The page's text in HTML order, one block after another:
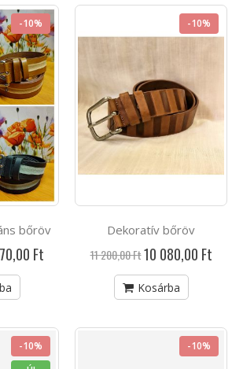
-10%
bőröv
Ft
-10%
Dekoratív bőröv
11 200,00 Ft Akciós
ár
10 080,00 Ft
Kosárba
-10%
-10%